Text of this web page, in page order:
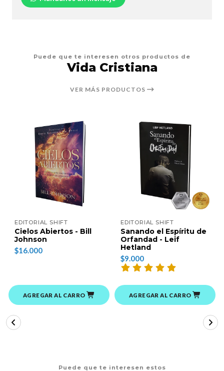
Puede que te interesen otros productos de
Vida Cristiana
VER MÁS PRODUCTOS
EDITORIAL SHIFT
Cielos Abiertos - Bill
Johnson
$16.000
AGREGAR AL CARRO
EDITORIAL SHIFT
Sanando el Espíritu de
Orfandad - Leif
Hetland
$9.000
AGREGAR AL CARRO
Puede que te interesen estos